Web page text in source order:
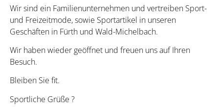
Wir sind ein Familienunternehmen und vertreiben Sport-
und Freizeitmode, sowie Sportartikel in unseren
Geschäften in Fürth und Wald-Michelbach.
Wir haben wieder geöffnet und freuen uns auf Ihren
Besuch.
Bleiben Sie fit.
Sportliche Grüße ?